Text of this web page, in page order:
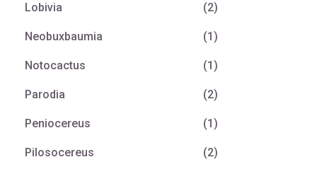
Lobivia (2)
Neobuxbaumia (1)
Notocactus (1)
Parodia (2)
Peniocereus (1)
Pilosocereus (2)